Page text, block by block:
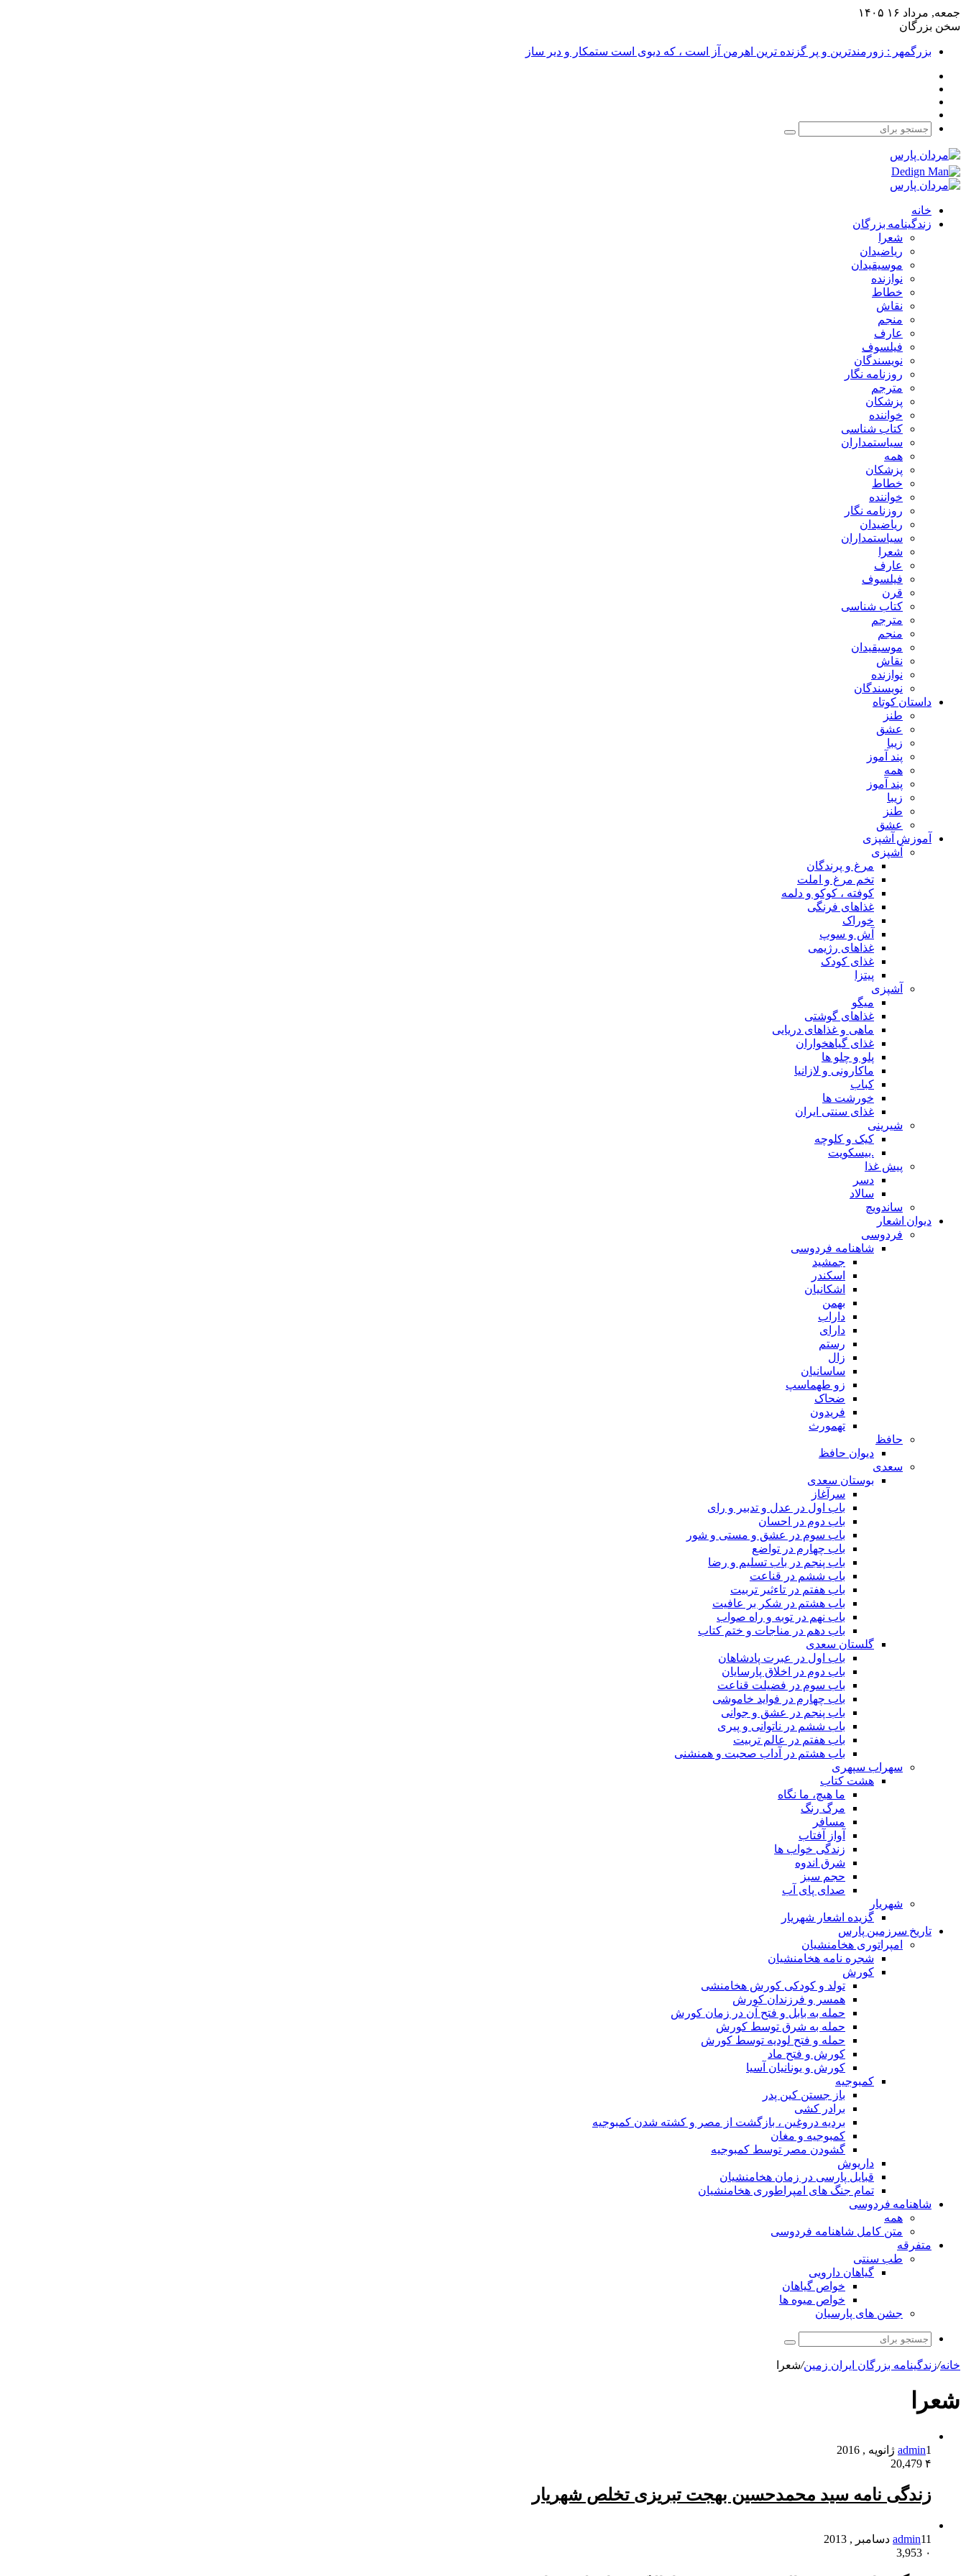
جمعه, مرداد ۱۶ ۱۴۰۵
سخن بزرگان
بزرگمهر : زورمندترین و پر گزنده ترین اهرمن آز است ، که دیوی است ستمکار و دیر ساز
جستجو
خانه
زندگینامه بزرگان
شعرا
ریاضیدان
موسیقیدان
نوازنده
خطاط
نقاش
منجم
عارف
فیلسوف
نویسندگان
روزنامه نگار
مترجم
پزشکان
خواننده
کتاب شناسی
سیاستمداران
همه
پزشکان
خطاط
خواننده
روزنامه نگار
ریاضیدان
سیاستمداران
شعرا
عارف
فیلسوف
قرن
کتاب شناسی
مترجم
منجم
موسیقیدان
نقاش
نوازنده
نویسندگان
داستان کوتاه
طنز
عشق
زیبا
پند آموز
همه
پند آموز
زیبا
طنز
عشق
آموزش آشپزی
آشپزی
مرغ و پرندگان
تخم مرغ و املت
کوفته ، کوکو و دلمه
غذاهای فرنگی
خوراک
آش و سوپ
غذاهای رژیمی
غذای کودک
پیتزا
آشپزی
میگو
غذاهای گوشتی
ماهی و غذاهای دریایی
غذای گیاهخواران
پلو و چلو ها
ماکارونی و لازانیا
کباب
خورشت ها
غذای سنتی ایران
شیرینی
کیک و کلوچه
.بیسکویت
پیش غذا
دسر
سالاد
ساندویچ
دیوان اشعار
فردوسی
شاهنامه فردوسی
جمشید
اسکندر
اشکانیان
بهمن
داراب
دارای
رستم
زال
ساسانیان
زو طهماسپ‏
ضحاک
فریدون
تهمورث
حافظ
دیوان حافظ
سعدی
بوستان سعدی
سرآغاز
باب اول در عدل و تدبیر و رای
باب دوم در احسان
باب سوم در عشق و مستی و شور
باب چهارم در تواضع
باب پنجم در باب تسلیم و رضا
باب ششم در قناعت
باب هفتم در تاءثیر تربیت
باب هشتم در شکر بر عافیت
باب نهم در توبه و راه صواب
باب دهم در مناجات و ختم کتاب
گلستان سعدی
باب اول در عبرت پادشاهان
باب دوم در اخلاق پارسایان
باب سوم در فضیلت قناعت
باب چهارم در فواید خاموشى
باب پنجم در عشق و جوانى
باب ششم در ناتوانى و پیرى
باب هفتم در عالم تربیت
باب هشتم در آداب صحبت و همنشنى
سهراب سپهری
هشت کتاب
ما هیچ، ما نگاه
مرگ رنگ
مسافر
آواز آفتاب
زندگی خواب ها
شرق اندوه
حجم سبز
صدای پای آب
شهریار
گزیده اشعار شهریار
تاریخ سرزمین پارس
امپراتوری هخامنشیان
شجره نامه هخامنشیان
کورش
تولد و کودکی کورش هخامنشی
همسر و فرزندان کورش
حمله به بابل و فتح آن در زمان کورش
حمله به شرق توسط کورش
حمله و فتح لودیه توسط کورش
کورش و فتح ماد
کورش و یونانیان آسیا
کمبوجیه
باز جستن کین پدر
برادر کشی
بردیه دروغین ، بازگشت از مصر و کشته شدن کمبوجیه
کمبوجیه و مغان
گشودن مصر توسط کمبوجیه
داریوش
قبایل پارسی در زمان هخامنشیان
تمام جنگ های امپراطوری هخامنشیان
شاهنامه فردوسی
همه
متن کامل شاهنامه فردوسی
متفرقه
طب سنتی
گیاهان دارویی
خواص گیاهان
خواص میوه ها
جشن های پارسیان
جستجو
برای
خانه/زندگینامه بزرگان ایران زمین/شعرا
شعرا
admin1 ژانویه , 2016
۴
زندگی نامه سید محمدحسین بهجت تبریزی تخلص شهریار
admin11 دسامبر , 2013
۰